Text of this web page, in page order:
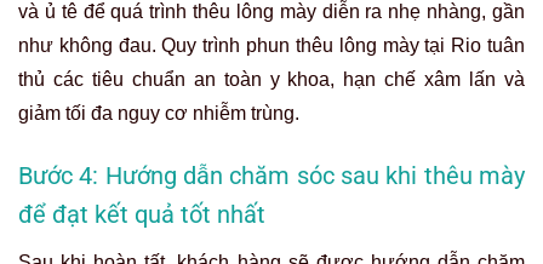
và ủ tê để quá trình thêu lông mày diễn ra nhẹ nhàng, gần
như không đau. Quy trình phun thêu lông mày tại Rio tuân
thủ các tiêu chuẩn an toàn y khoa, hạn chế xâm lấn và
giảm tối đa nguy cơ nhiễm trùng.
Bước 4: Hướng dẫn chăm sóc sau khi thêu mày
để đạt kết quả tốt nhất